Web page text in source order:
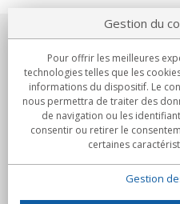
Notre société
Engagements
Achats
Gestion du
Pour offrir les meilleures
technologies telles que les
informations du dispositif. Le
nous permettra de traiter des
de navigation ou les
consentir ou retirer le
certaines
Gestion